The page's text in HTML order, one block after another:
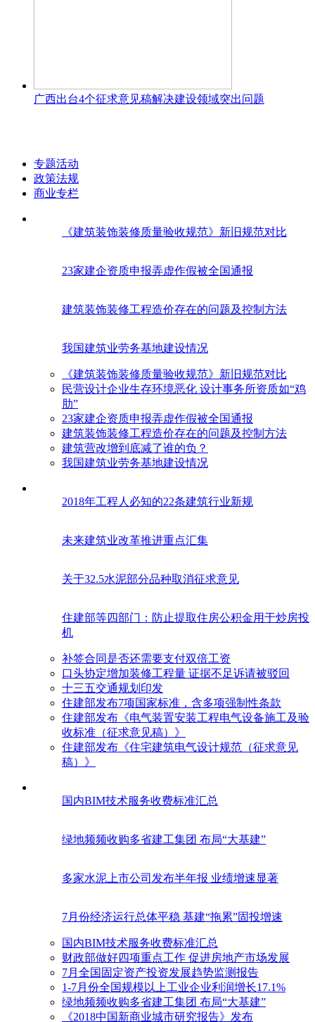
广西出台4个征求意见稿解决建设领域突出问题
专题活动
政策法规
商业专栏
《建筑装饰装修质量验收规范》新旧规范对比
23家建企资质申报弄虚作假被全国通报
建筑装饰装修工程造价存在的问题及控制方法
我国建筑业劳务基地建设情况
《建筑装饰装修质量验收规范》新旧规范对比
民营设计企业生存环境恶化 设计事务所资质如“鸡
肋”
23家建企资质申报弄虚作假被全国通报
建筑装饰装修工程造价存在的问题及控制方法
建筑营改增到底减了谁的负？
我国建筑业劳务基地建设情况
2018年工程人必知的22条建筑行业新规
未来建筑业改革推进重点汇集
关于32.5水泥部分品种取消征求意见
住建部等四部门：防止提取住房公积金用于炒房投
机
补签合同是否还需要支付双倍工资
口头协定增加装修工程量 证据不足诉请被驳回
十三五交通规划印发
住建部发布7项国家标准，含多项强制性条款
住建部发布《电气装置安装工程电气设备施工及验
收标准（征求意见稿）》
住建部发布《住宅建筑电气设计规范（征求意见
稿）》
国内BIM技术服务收费标准汇总
绿地频频收购多省建工集团 布局“大基建”
多家水泥上市公司发布半年报 业绩增速显著
7月份经济运行总体平稳 基建“拖累”固投增速
国内BIM技术服务收费标准汇总
财政部做好四项重点工作 促进房地产市场发展
7月全国固定资产投资发展趋势监测报告
1-7月份全国规模以上工业企业利润增长17.1%
绿地频频收购多省建工集团 布局“大基建”
《2018中国新商业城市研究报告》发布